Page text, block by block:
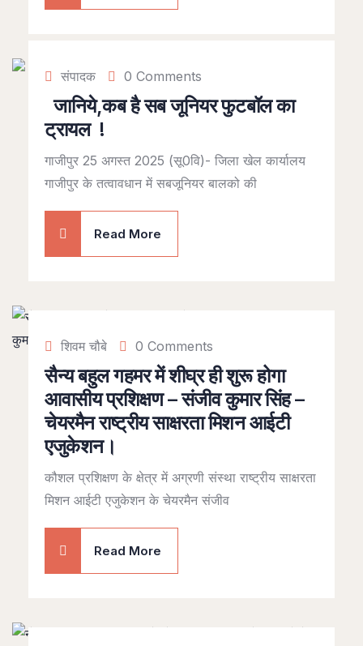
संपादक 0 Comments
जानिये,कब है सब जूनियर फुटबॉल का
ट्रायल !
गाजीपुर 25 अगस्त 2025 (सू0वि)- जिला खेल कार्यालय
गाजीपुर के तत्वावधान में सबजूनियर बालको की
Read More
शिवम चौबे 0 Comments
सैन्य बहुल गहमर में शीघ्र ही शुरू होगा
आवासीय प्रशिक्षण – संजीव कुमार सिंह –
चेयरमैन राष्ट्रीय साक्षरता मिशन आईटी
एजुकेशन।
कौशल प्रशिक्षण के क्षेत्र में अग्रणी संस्था राष्ट्रीय साक्षरता
मिशन आईटी एजुकेशन के चेयरमैन संजीव
Read More